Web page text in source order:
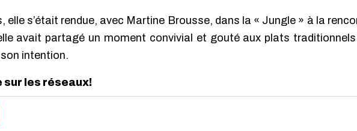
elle s’était rendue, avec Martine Brousse, dans la « Jungle » à la
avait partagé un moment convivial et gouté aux plats traditionnels
intention.
les réseaux!